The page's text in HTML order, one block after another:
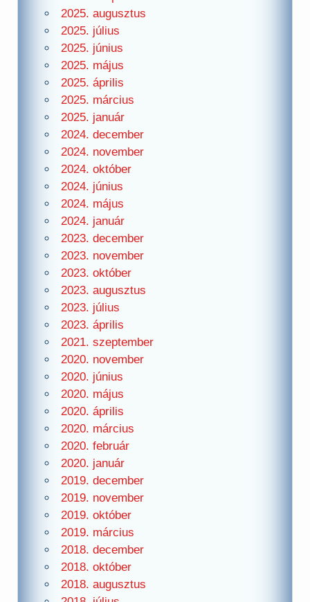
2025. augusztus
2025. július
2025. június
2025. május
2025. április
2025. március
2025. január
2024. december
2024. november
2024. október
2024. június
2024. május
2024. január
2023. december
2023. november
2023. október
2023. augusztus
2023. július
2023. április
2021. szeptember
2020. november
2020. június
2020. május
2020. április
2020. március
2020. február
2020. január
2019. december
2019. november
2019. október
2019. március
2018. december
2018. október
2018. augusztus